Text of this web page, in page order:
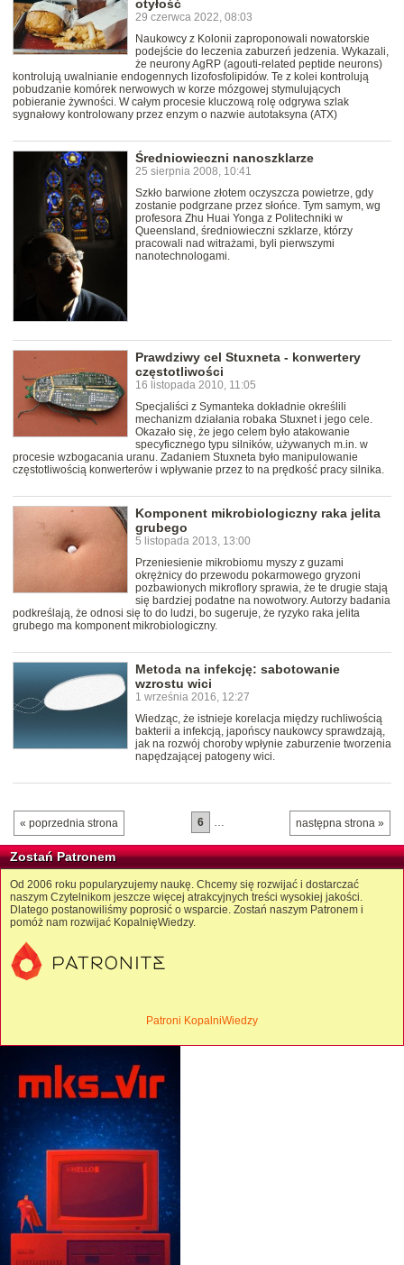
otyłość
29 czerwca 2022, 08:03
Naukowcy z Kolonii zaproponowali nowatorskie
podejście do leczenia zaburzeń jedzenia. Wykazali,
że neurony AgRP (agouti-related peptide neurons)
kontrolują uwalnianie endogennych lizofosfolipidów. Te z kolei kontrolują
pobudzanie komórek nerwowych w korze mózgowej stymulujących
pobieranie żywności. W całym procesie kluczową rolę odgrywa szlak
sygnałowy kontrolowany przez enzym o nazwie autotaksyna (ATX)
Średniowieczni nanoszklarze
25 sierpnia 2008, 10:41
Szkło barwione złotem oczyszcza powietrze, gdy
zostanie podgrzane przez słońce. Tym samym, wg
profesora Zhu Huai Yonga z Politechniki w
Queensland, średniowieczni szklarze, którzy
pracowali nad witrażami, byli pierwszymi
nanotechnologami.
Prawdziwy cel Stuxneta - konwertery
częstotliwości
16 listopada 2010, 11:05
Specjaliści z Symanteka dokładnie określili
mechanizm działania robaka Stuxnet i jego cele.
Okazało się, że jego celem było atakowanie
specyficznego typu silników, używanych m.in. w
procesie wzbogacania uranu. Zadaniem Stuxneta było manipulowanie
częstotliwością konwerterów i wpływanie przez to na prędkość pracy silnika.
Komponent mikrobiologiczny raka jelita
grubego
5 listopada 2013, 13:00
Przeniesienie mikrobiomu myszy z guzami
okrężnicy do przewodu pokarmowego gryzoni
pozbawionych mikroflory sprawia, że te drugie stają
się bardziej podatne na nowotwory. Autorzy badania
podkreślają, że odnosi się to do ludzi, bo sugeruje, że ryzyko raka jelita
grubego ma komponent mikrobiologiczny.
Metoda na infekcję: sabotowanie
wzrostu wici
1 września 2016, 12:27
Wiedząc, że istnieje korelacja między ruchliwością
bakterii a infekcją, japońscy naukowcy sprawdzają,
jak na rozwój choroby wpłynie zaburzenie tworzenia
napędzającej patogeny wici.
« poprzednia strona następna strona »
6 …
Zostań Patronem
Od 2006 roku popularyzujemy naukę. Chcemy się rozwijać i dostarczać
naszym Czytelnikom jeszcze więcej atrakcyjnych treści wysokiej jakości.
Dlatego postanowiliśmy poprosić o wsparcie. Zostań naszym Patronem i
pomóż nam rozwijać KopalnięWiedzy.
Patroni KopalniWiedzy